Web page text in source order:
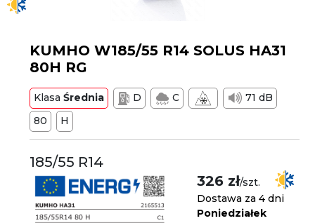
KUMHO W185/55 R14 SOLUS HA31
80H RG
KlasaŚrednia D C
71 dB
80
H
185/55 R14
326 zł/szt.
Dostawa za 4 dni
Poniedziałek